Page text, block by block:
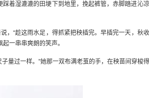
着湿漉漉的田埂下到地里，挽起裤管，赤脚踏进沁
，“趁这雨水足，得抓紧把秧插完。早插完一天，秋
一串串爽朗的笑声。
量过一样。”她那一双布满老茧的手，在秧苗间穿梭得